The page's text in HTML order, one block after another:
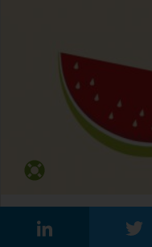
Spring Lady
Attraktív piros